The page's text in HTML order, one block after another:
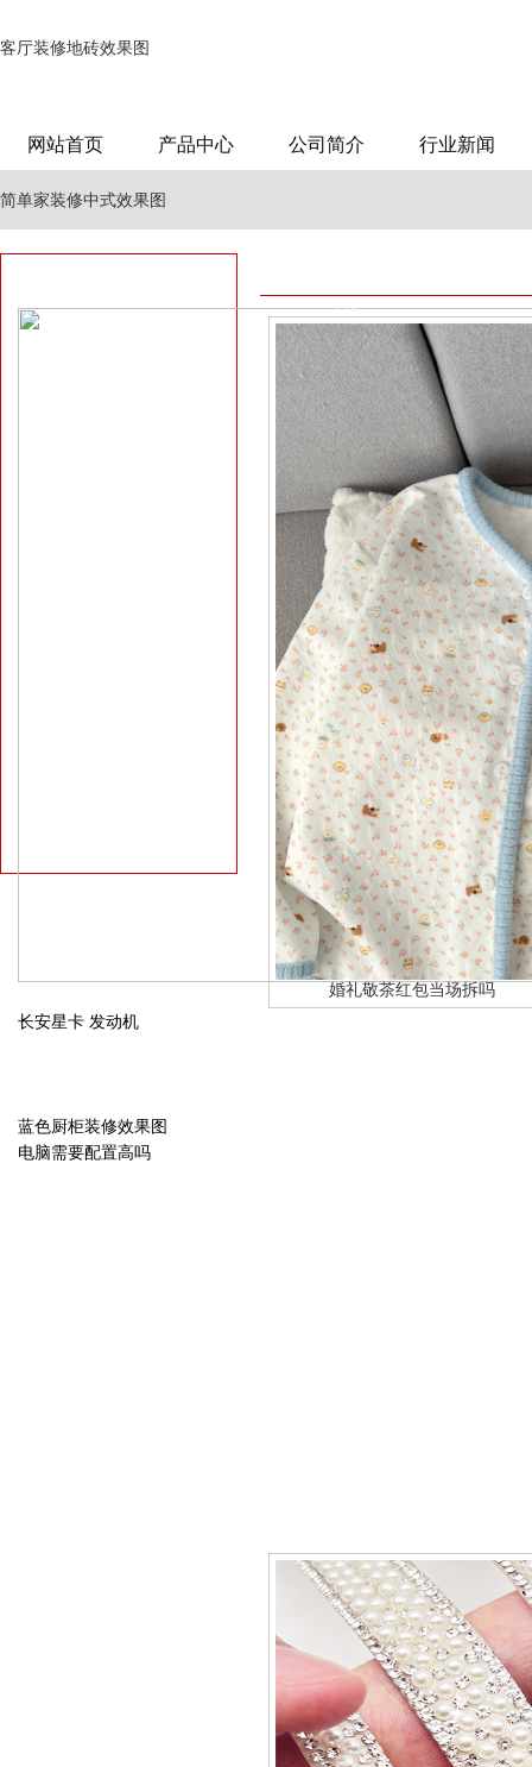
客厅装修地砖效果图
网站首页 产品中心 公司简介 行业新闻
简单家装修中式效果图
长安星卡 发动机
蓝色厨柜装修效果图
电脑需要配置高吗
动机
婚礼敬茶红包当场拆吗